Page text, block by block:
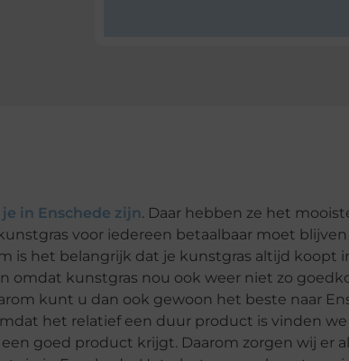
in Enschede zijn. Daar hebben ze het
voor iedereen betaalbaar moet
is het belangrijk dat je kunstgras altijd koopt
omdat kunstgras nou ook weer niet zo
kunt u dan ook gewoon het beste naar
het relatief een duur product is vinden
goed product krijgt. Daarom zorgen wij er